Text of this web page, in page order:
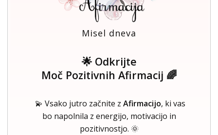
Misel dneva
🌟 Odkrijte
Moč Pozitivnih Afirmacij 🌈
💫 Vsako jutro začnite z Afirmacijo, ki vas
bo napolnila z energijo, motivacijo in
pozitivnostjo. 🌞